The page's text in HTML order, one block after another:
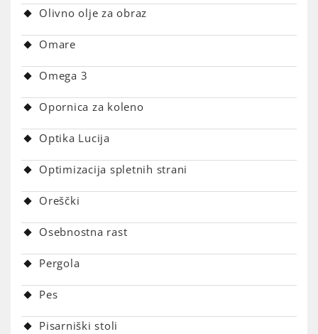
Olivno olje za obraz
Omare
Omega 3
Opornica za koleno
Optika Lucija
Optimizacija spletnih strani
Oreščki
Osebnostna rast
Pergola
Pes
Pisarniški stoli